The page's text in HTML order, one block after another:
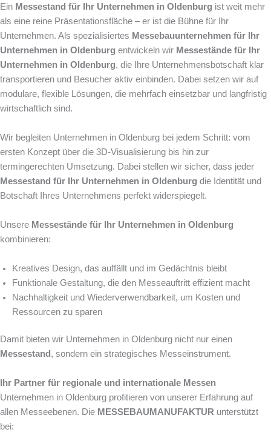
Ein Messestand für Ihr Unternehmen in Oldenburg ist weit mehr
als eine reine Präsentationsfläche – er ist die Bühne für Ihr
Unternehmen. Als spezialisiertes Messebauunternehmen für Ihr
Unternehmen in Oldenburg entwickeln wir Messestände für Ihr
Unternehmen in Oldenburg, die Ihre Unternehmensbotschaft klar
transportieren und Besucher aktiv einbinden. Dabei setzen wir auf
modulare, flexible Lösungen, die mehrfach einsetzbar und langfristig
wirtschaftlich sind.
Wir begleiten Unternehmen in Oldenburg bei jedem Schritt: vom
ersten Konzept über die 3D-Visualisierung bis hin zur
termingerechten Umsetzung. Dabei stellen wir sicher, dass jeder
Messestand für Ihr Unternehmen in Oldenburg die Identität und
Botschaft Ihres Unternehmens perfekt widerspiegelt.
Unsere Messestände für Ihr Unternehmen in Oldenburg
kombinieren:
Kreatives Design, das auffällt und im Gedächtnis bleibt
Funktionale Gestaltung, die den Messeauftritt effizient macht
Nachhaltigkeit und Wiederverwendbarkeit, um Kosten und
Ressourcen zu sparen
Damit bieten wir Unternehmen in Oldenburg nicht nur einen
Messestand , sondern ein strategisches Messeinstrument.
Ihr Partner für regionale und internationale Messen
Unternehmen in Oldenburg profitieren von unserer Erfahrung auf
allen Messeebenen. Die MESSEBAUMANUFAKTUR unterstützt
bei: